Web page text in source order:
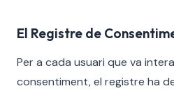
El Registre de
Per a cada usuari que va
consentiment, el registre ha